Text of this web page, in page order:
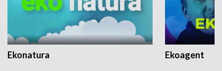
Ekonatura Ekoagent